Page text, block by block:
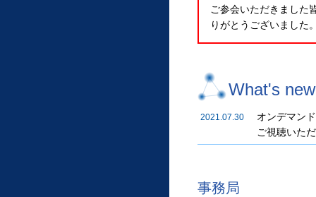
ご参会いただきました
りがとうございました
What's new
2021.07.30
オンデマン
ご視聴いた
事務局